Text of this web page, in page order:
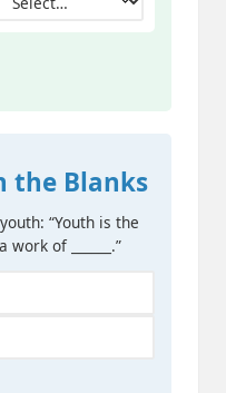
the Blanks
“Youth is the
work of ______.”